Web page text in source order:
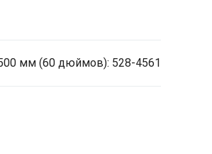
мм (60 дюймов): 528-4561